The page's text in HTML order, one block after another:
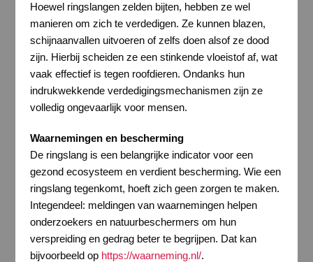
Hoewel ringslangen zelden bijten, hebben ze wel
manieren om zich te verdedigen. Ze kunnen blazen,
schijnaanvallen uitvoeren of zelfs doen alsof ze dood
zijn. Hierbij scheiden ze een stinkende vloeistof af, wat
vaak effectief is tegen roofdieren. Ondanks hun
indrukwekkende verdedigingsmechanismen zijn ze
volledig ongevaarlijk voor mensen.
Waarnemingen en bescherming
De ringslang is een belangrijke indicator voor een
gezond ecosysteem en verdient bescherming. Wie een
ringslang tegenkomt, hoeft zich geen zorgen te maken.
Integendeel: meldingen van waarnemingen helpen
onderzoekers en natuurbeschermers om hun
verspreiding en gedrag beter te begrijpen. Dat kan
bijvoorbeeld op https://waarneming.nl/.